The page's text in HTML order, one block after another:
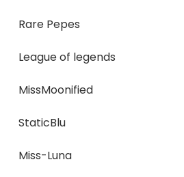
Rare Pepes
League of legends
MissMoonified
StaticBlu
Miss-Luna